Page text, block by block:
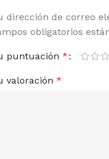
dirección de correo
obligatorios
puntuación *
valoración *